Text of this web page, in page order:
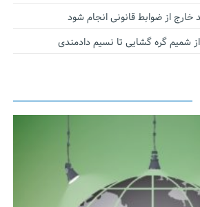
خارج از ضوابط قانونی انجام شود
شمیم گره گشایی تا نسیم دادمندی